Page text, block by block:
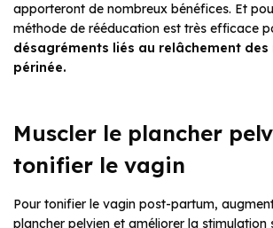
apporteront de nombreux bénéfices. Et
méthode de rééducation est très efficace
désagréments liés au relâchement des
périnée.
Muscler le plancher
tonifier le vagin
Pour tonifier le vagin post-partum,
plancher pelvien et améliorer la stimulation